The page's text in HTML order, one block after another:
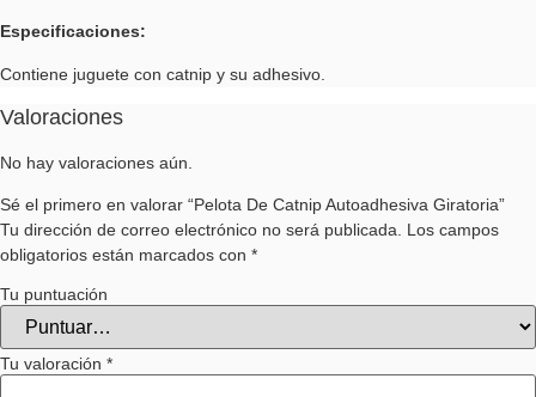
Especificaciones:
Contiene juguete con catnip y su adhesivo.
Valoraciones
No hay valoraciones aún.
Sé el primero en valorar “Pelota De Catnip Autoadhesiva Giratoria”
Tu dirección de correo electrónico no será publicada. Los campos
obligatorios están marcados con *
Tu puntuación
Tu valoración *